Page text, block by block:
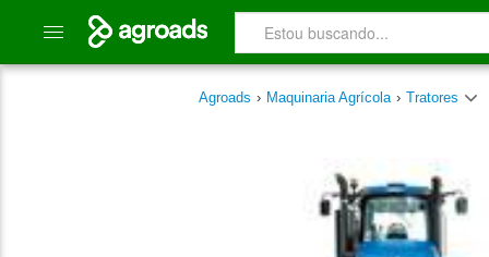
Agroads › Maquinaria Agrícola › Tratores